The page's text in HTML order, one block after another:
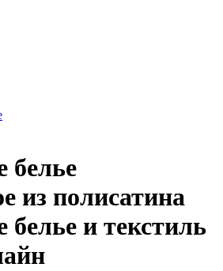
белье
из полисатина
белье и текстиль